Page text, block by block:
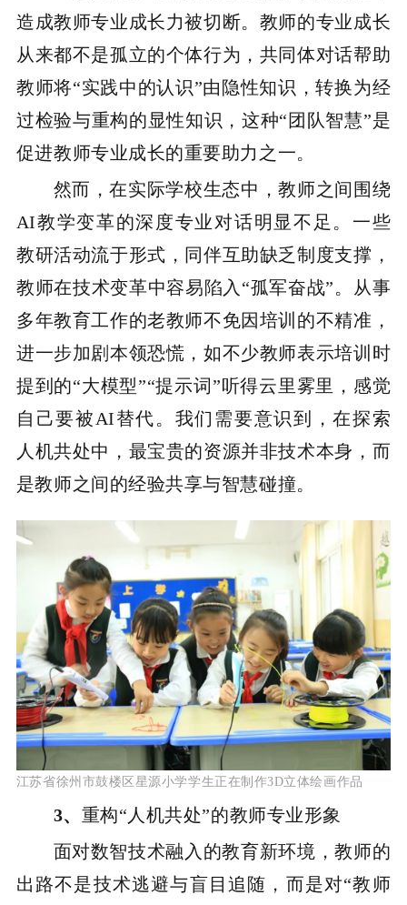
造成教师专业成长力被切断。教师的专业成长
从来都不是孤立的个体行为，共同体对话帮助
教师将“实践中的认识”由隐性知识，转换为经
过检验与重构的显性知识，这种“团队智慧”是
促进教师专业成长的重要助力之一。
然而，在实际学校生态中，教师之间围绕
AI教学变革的深度专业对话明显不足。一些
教研活动流于形式，同伴互助缺乏制度支撑，
教师在技术变革中容易陷入“孤军奋战”。从事
多年教育工作的老教师不免因培训的不精准，
进一步加剧本领恐慌，如不少教师表示培训时
提到的“大模型”“提示词”听得云里雾里，感觉
自己要被AI替代。我们需要意识到，在探索
人机共处中，最宝贵的资源并非技术本身，而
是教师之间的经验共享与智慧碰撞。
江苏省徐州市鼓楼区星源小学学生正在制作3D立体绘画作品
3、 重构“人机共处”的教师专业形象
面对数智技术融入的教育新环境，教师的
出路不是技术逃避与盲目追随，而是对“教师